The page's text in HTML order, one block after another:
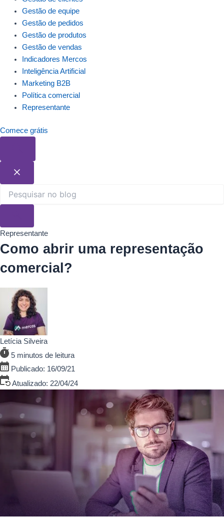
Gestão de equipe
Gestão de pedidos
Gestão de produtos
Gestão de vendas
Indicadores Mercos
Inteligência Artificial
Marketing B2B
Política comercial
Representante
Comece grátis
Representante
Como abrir uma representação
comercial?
Letícia Silveira
5 minutos de leitura
Publicado: 16/09/21
Atualizado: 22/04/24